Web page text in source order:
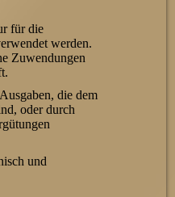
für die
werden.
Zuwendungen
die dem
oder durch
und